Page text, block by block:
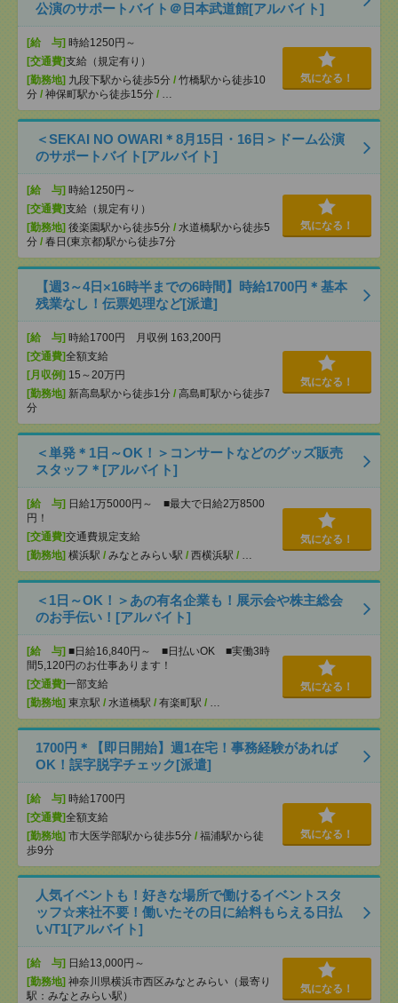
公演のサポートバイト＠日本武道館[アルバイト]
[給 与] 時給1250円～
[交通費]支給（規定有り）
[勤務地] 九段下駅から徒歩5分 / 竹橋駅から徒歩10
分 / 神保町駅から徒歩15分 / …
気になる！
＜SEKAI NO OWARI＊8月15日・16日＞ドーム公演
のサポートバイト[アルバイト]
[給 与] 時給1250円～
[交通費]支給（規定有り）
[勤務地] 後楽園駅から徒歩5分 / 水道橋駅から徒歩5
分 / 春日(東京都)駅から徒歩7分
気になる！
【週3～4日×16時半までの6時間】時給1700円＊基本
残業なし！伝票処理など[派遣]
[給 与] 時給1700円 月収例 163,200円
[交通費]全額支給
[月収例] 15～20万円
[勤務地] 新高島駅から徒歩1分 / 高島町駅から徒歩7
分
気になる！
＜単発＊1日～OK！＞コンサートなどのグッズ販売
スタッフ＊[アルバイト]
[給 与] 日給1万5000円～ ■最大で日給2万8500
円！
[交通費]交通費規定支給
[勤務地] 横浜駅 / みなとみらい駅 / 西横浜駅 / …
気になる！
＜1日～OK！＞あの有名企業も！展示会や株主総会
のお手伝い！[アルバイト]
[給 与] ■日給16,840円～ ■日払いOK ■実働3時
間5,120円のお仕事あります！
[交通費]一部支給
[勤務地] 東京駅 / 水道橋駅 / 有楽町駅 / …
気になる！
1700円＊【即日開始】週1在宅！事務経験があれば
OK！誤字脱字チェック[派遣]
[給 与] 時給1700円
[交通費]全額支給
[勤務地] 市大医学部駅から徒歩5分 / 福浦駅から徒
歩9分
気になる！
人気イベントも！好きな場所で働けるイベントスタ
ッフ☆来社不要！働いたその日に給料もらえる日払
い/T1[アルバイト]
[給 与] 日給13,000円～
[勤務地] 神奈川県横浜市西区みなとみらい（最寄り
駅：みなとみらい駅）
気になる！